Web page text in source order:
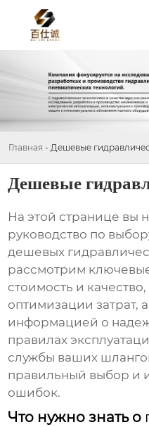
Главная - Дешевые
Дешевые
На этой странице вы
руководство по
дешевых
рассмотрим
стоимость и
оптимизации затрат,
информацией о
правилах
службы ваших
правильный выбор и
ошибок.
Что нужно знать о